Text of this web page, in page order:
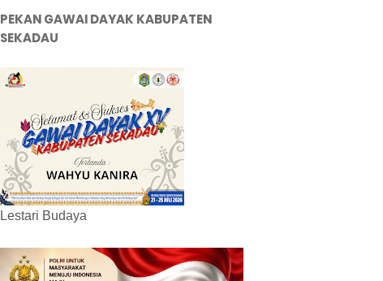
PEKAN GAWAI DAYAK KABUPATEN
SEKADAU
Lestari Budaya